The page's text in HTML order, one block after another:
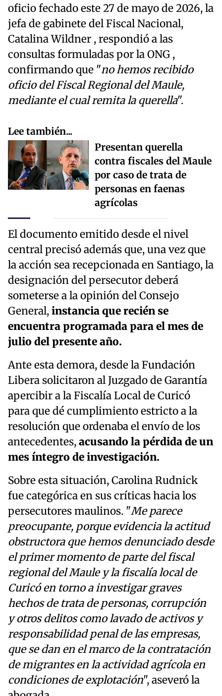
oficio fechado este 27 de mayo de 2026, la
jefa de gabinete del Fiscal Nacional,
Catalina Wildner , respondió a las
consultas formuladas por la ONG ,
confirmando que "no hemos recibido
oficio del Fiscal Regional del Maule,
mediante el cual remita la querella".
Lee también...
Presentan querella
contra fiscales del Maule
por caso de trata de
personas en faenas
agrícolas
El documento emitido desde el nivel
central precisó además que, una vez que
la acción sea recepcionada en Santiago, la
designación del persecutor deberá
someterse a la opinión del Consejo
General,instancia que recién se
encuentra programada para el mes de
julio del presente año.
Ante esta demora, desde la Fundación
Libera solicitaron al Juzgado de Garantía
apercibir a la Fiscalía Local de Curicó
para que dé cumplimiento estricto a la
resolución que ordenaba el envío de los
antecedentes,acusando la pérdida de un
mes íntegro de investigación.
Sobre esta situación, Carolina Rudnick
fue categórica en sus críticas hacia los
persecutores maulinos. "Me parece
preocupante, porque evidencia la actitud
obstructora que hemos denunciado desde
el primer momento de parte del fiscal
regional del Maule y la fiscalía local de
Curicó en torno a investigar graves
hechos de trata de personas, corrupción
y otros delitos como lavado de activos y
responsabilidad penal de las empresas,
que se dan en el marco de la contratación
de migrantes en la actividad agrícola en
condiciones de explotación", aseveró la